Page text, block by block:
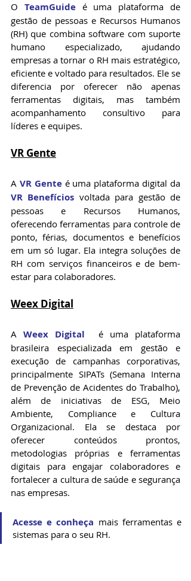
O TeamGuide é uma plataforma de
gestão de pessoas e Recursos Humanos
(RH) que combina software com suporte
humano especializado, ajudando
empresas a tornar o RH mais estratégico,
eficiente e voltado para resultados. Ele se
diferencia por oferecer não apenas
ferramentas digitais, mas também
acompanhamento consultivo para
líderes e equipes.
VR Gente
A VR Gente
VR Benefícios voltada para gestão de
pessoas e Recursos Humanos,
oferecendo ferramentas para controle de
ponto, férias, documentos e benefícios
em um só lugar. Ela integra soluções de
RH com serviços financeiros e de bem-
estar para colaboradores.
Weex Digital
A Weex Digital é uma plataforma
brasileira especializada em gestão e
execução de campanhas corporativas,
principalmente SIPATs (Semana Interna
de Prevenção de Acidentes do Trabalho),
além de iniciativas de ESG, Meio
Ambiente, Compliance e Cultura
Organizacional. Ela se destaca por
oferecer conteúdos prontos,
metodologias próprias e ferramentas
digitais para engajar colaboradores e
fortalecer a cultura de saúde e segurança
nas empresas.
Acesse e conheça mais ferramentas e
sistemas para o seu RH.